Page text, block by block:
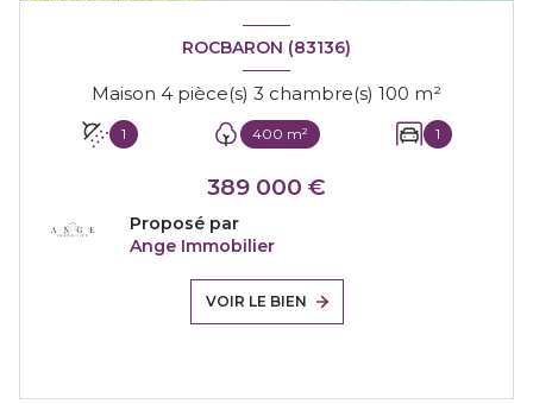
ROCBARON (83136)
Maison 4 pièce(s) 3 chambre(s) 100 m²
1 400 m² 1
389 000 €
Proposé par
Ange Immobilier
VOIR LE BIEN